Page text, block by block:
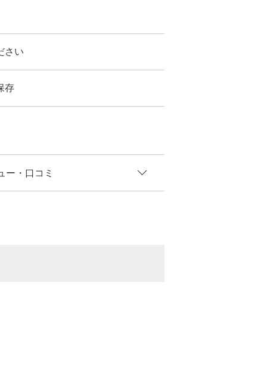
さい
存
ー ・口コミ